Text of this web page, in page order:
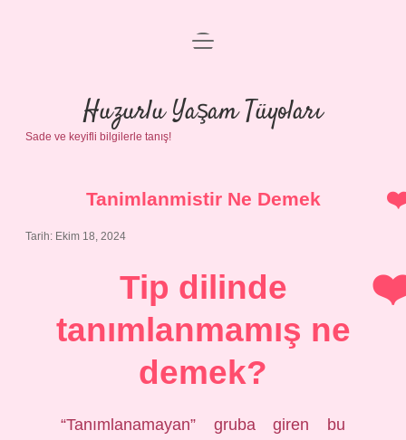
Anasayfa
Gizlilik Politikası
Yasal Uyarı
menüyü
Huzurlu Yaşam Tüyoları
Sade ve keyifli bilgilerle tanış!
Tanimlanmistir Ne Demek
Tarih: Ekim 18, 2024
Tip dilinde
tanımlanmamış ne
demek?
“Tanımlanamayan” gruba giren bu